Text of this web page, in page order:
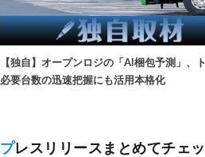
【独自】オープンロジの「AI梱包予測」、
必要台数の迅速把握にも活用本格化
プレスリリースまとめてチェ